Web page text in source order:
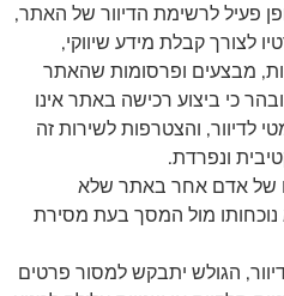
פעיל לרשימת הדיוור של האתר,
לצורך קבלת מידע שיווקי,
מבצעים ופרסומות שהאתר
כי ביצוע רכישה באתר אינו
לדיוור, והצטרפות לשירות זה
ונפרדת.
של אדם אחר באתר שלא
נוכחותו מול המסך בעת מסירת
הגולש יתבקש למסור פרטים